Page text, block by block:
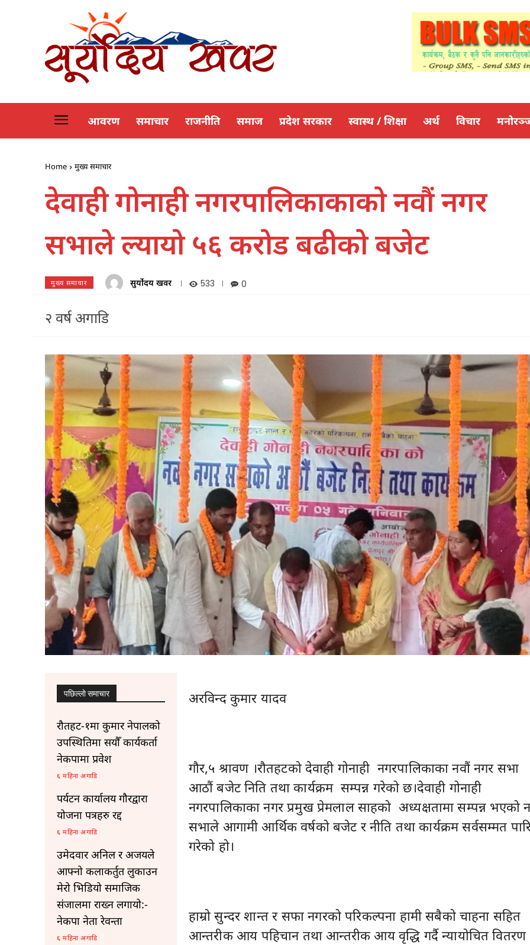
आवरण समाचार राजनीति समाज प्रदेश सरकार स्वास्थ / शिक्षा अर्थ विचार
Home मुख्य समाचार
देवाही गोनाही नगरपालिकाकाको नवौं नगर
सभाले ल्यायो ५६ करोड बढीको बजेट
मुख्य समाचार सुर्योदय खवर 533 0
२ वर्ष अगाडि
पछिल्लाे समाचार
रौतहट-१मा कुमार नेपालको
उपस्थितिमा सयौँ कार्यकर्ता
नेकपामा प्रवेश
६ महिना अगाडि
पर्यटन कार्यालय गौरद्वारा
योजना पत्रहरु रद्द
६ महिना अगाडि
उमेदवार अनिल र अजयले
आफ्नो कलाकर्तुत लुकाउन
मेरो भिडियो समाजिक
संजालमा राख्न लगायो:-
नेकपा नेता रेवन्ता
६ महिना अगाडि
अरविन्द कुमार यादव
गौर,५ श्रावण ।रौतहटको देवाही गोनाही नगरपालिकाका नवौं नगर सभा
आठौं बजेट निति तथा कार्यक्रम सम्पन्न गरेको छ।देवाही गोनाही
नगरपालिकाका नगर प्रमुख प्रेमलाल साहको अध्यक्षतामा सम्पन्न भएको
सभाले आगामी आर्थिक वर्षको बजेट र नीति तथा कार्यक्रम सर्वसम्मत
गरेको हो।
हाम्रो सुन्दर शान्त र सफा नगरको परिकल्पना हामी सबैको चाहना सहित
आन्तरीक आय पहिचान तथा आन्तरीक आय वृद्धि गर्दै न्यायोचित वितरण